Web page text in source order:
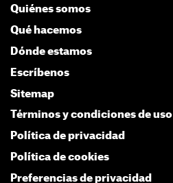
Quiénes somos
Qué hacemos
Dónde estamos
Escríbenos
Sitemap
Términos y condiciones de uso
Política de privacidad
Política de cookies
Preferencias de privacidad